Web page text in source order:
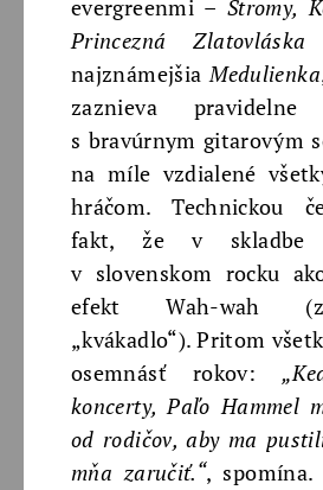
evergreenmi – Stromy,
Princezná Zlatovláska
najznámejšiaMedulienka
zaznieva
s bravúrnym gitarovým
na míle vzdialené
hráčom. Technickou
fakt, že v
v slovenskom rocku
efekt Wah-wah
„kvákadlo“). Pritom
osemnásť rokov:
koncerty, Paľo Hammel
od rodičov, aby ma
mňa zaručiť.“, spomína.